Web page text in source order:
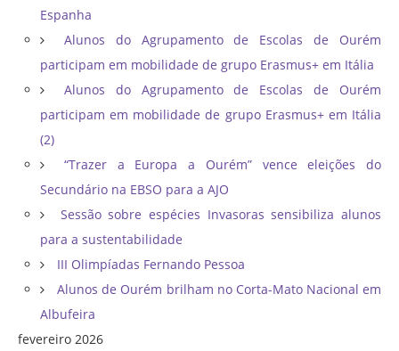
Espanha
Alunos do Agrupamento de Escolas de Ourém
participam em mobilidade de grupo Erasmus+ em Itália
Alunos do Agrupamento de Escolas de Ourém
participam em mobilidade de grupo Erasmus+ em Itália
(2)
“Trazer a Europa a Ourém” vence eleições do
Secundário na EBSO para a AJO
Sessão sobre espécies Invasoras sensibiliza alunos
para a sustentabilidade
III Olimpíadas Fernando Pessoa
Alunos de Ourém brilham no Corta-Mato Nacional em
Albufeira
fevereiro 2026